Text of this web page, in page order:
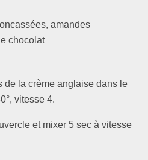
amandes
chocolat
de la crème anglaise dans le
vitesse 4.
et mixer 5 sec à vitesse